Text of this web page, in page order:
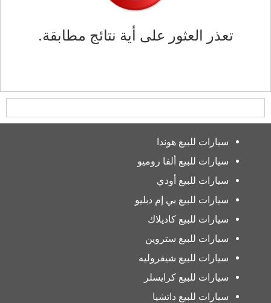
تعذر العثور على أية نتائج مطابقة.
سيارات للبيع هوندا
سيارات للبيع ألفا روميو
سيارات للبيع أودي
سيارات للبيع بي إم دبليو
سيارات للبيع كاديلاك
سيارات للبيع ستروين
سيارات للبيع شيفروليه
سيارات للبيع كرايسلر
سيارات للبيع داتشيا